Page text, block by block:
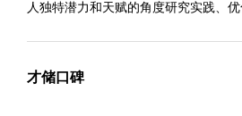
人独特潜力和天赋的角度研究实践、优
才储口碑